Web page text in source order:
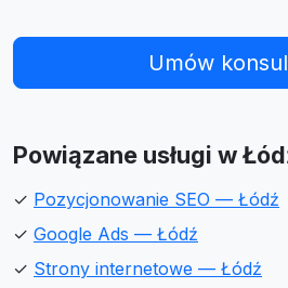
Umów
Powiązane usługi w
✓ Pozycjonowanie SEO — Łódź
✓ Google Ads — Łódź
✓ Strony internetowe — Łódź